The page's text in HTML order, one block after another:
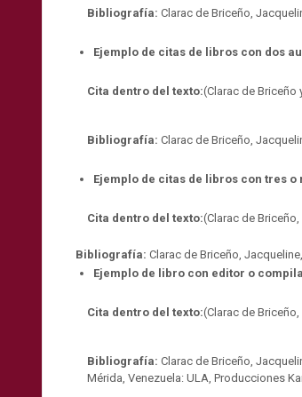
Bibliografía:Clarac de Briceño,
Ejemplo de citas de libros con dos
Cita dentro del texto:(Clarac de Briceño
Bibliografía: Clarac de Briceño,
Ejemplo de citas de libros con tres
Cita dentro del texto:(Clarac de
Bibliografía:Clarac de Briceño,
Ejemplo de libro con editor o
Cita dentro del texto:(Clarac de
Bibliografía: Clarac de Briceño,
Mérida, Venezuela: ULA, Producciones